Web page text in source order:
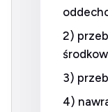
2)
3)
4)